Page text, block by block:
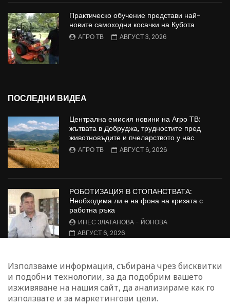
Практическо обучение представи най-
новите самоходни косачки на Кубота
АГРО ТВ АВГУСТ 3, 2026
ПОСЛЕДНИ ВИДЕА
Централна емисия новини на Агро ТВ:
жътвата в Добруджа, трудностите пред
животновъдите и пчеларството у нас
АГРО ТВ АВГУСТ 6, 2026
РОБОТИЗАЦИЯ В СТОПАНСТВАТА:
Необходима ли е на фона на кризата с
работна ръка
ИНЕС ЗЛАТАНОВА - ЙОНОВА
АВГУСТ 6, 2026
Борсовата информация по АГРО ТВ на 6
август
АГРО ТВ АВГУСТ 6, 2026
Използваме информация, събирана чрез бисквитки
и подобни технологии, за да подобрим вашето
изживяване на нашия сайт, да анализираме как го
използвате и за маркетингови цели.